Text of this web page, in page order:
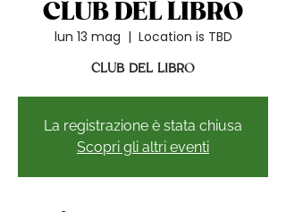
CLUB DEL LIBRO
lun 13 mag
  |
Location is TBD
CLUB DEL LIBRO
La registrazione è stata chiusa
Scopri gli altri eventi